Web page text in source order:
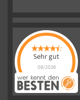
Sehr gut
08/2026
Schelkmann
Immobilienhat